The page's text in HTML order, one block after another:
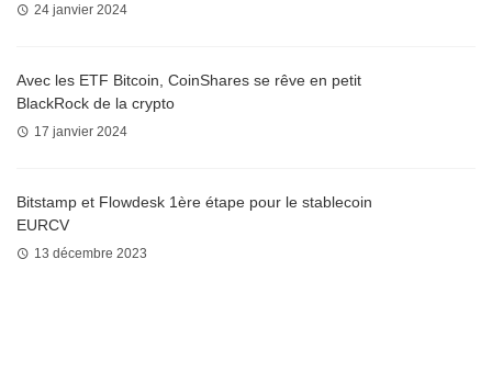
24 janvier 2024
Avec les ETF Bitcoin, CoinShares se rêve en petit
BlackRock de la crypto
17 janvier 2024
Bitstamp et Flowdesk 1ère étape pour le stablecoin
EURCV
13 décembre 2023